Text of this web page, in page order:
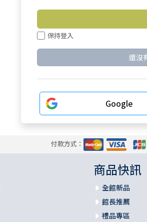
保持登入
還沒
Google
付款方式：
商品快訊
全館新品
館長推薦
禮品專區